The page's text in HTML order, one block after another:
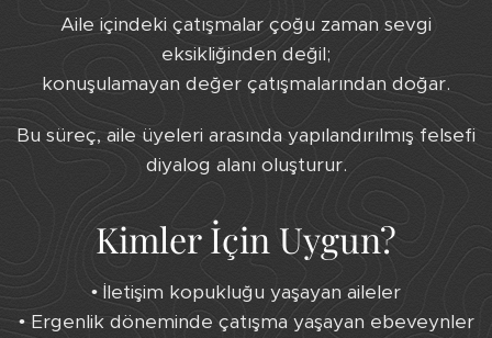
Aile içindeki çatışmalar çoğu zaman sevgi
eksikliğinden değil;
konuşulamayan değer çatışmalarından doğar.
Bu süreç, aile üyeleri arasında yapılandırılmış felsefi
diyalog alanı oluşturur.
Kimler İçin Uygun?
• İletişim kopukluğu yaşayan aileler
• Ergenlik döneminde çatışma yaşayan ebeveynler